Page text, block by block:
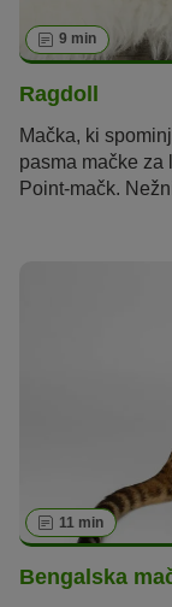
9 min
Ragdoll
Mačka, ki
pasma mačke
Point-mačk.
11 min
Bengalska